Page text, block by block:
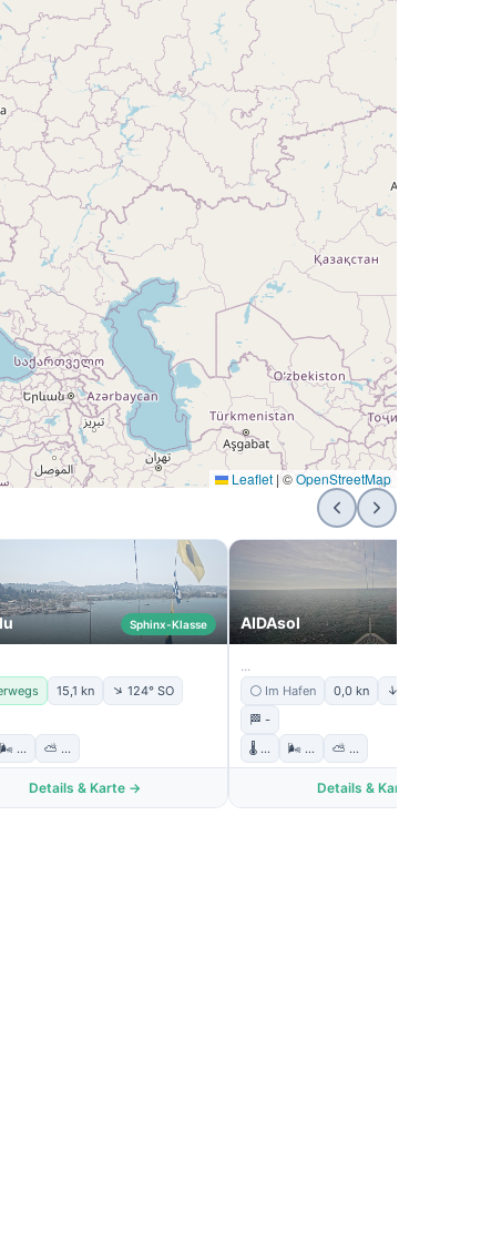
Leaflet | ©OpenStreetMap
Sphinx-Klasse
15,1 kn ↑124° SO
🌬️ ... ⛅ ...
Details & Karte →
AIDAsol
...
⚪ Im Hafen 0,0 kn ↑
🏁 -
🌡️ ...
🌬️ ... ⛅ ...
Details & Karte →